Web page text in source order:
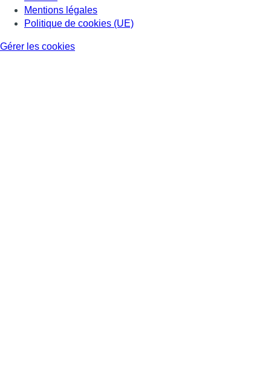
Mentions légales
Politique de cookies (UE)
Gérer les cookies